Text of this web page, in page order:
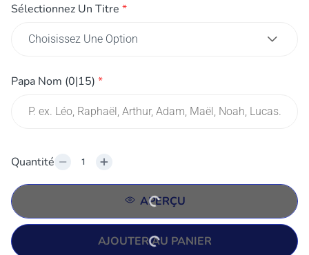
Sélectionnez Un Titre *
Papa Nom (0|15) *
Quantité
APERÇU
AJOUTER AU PANIER